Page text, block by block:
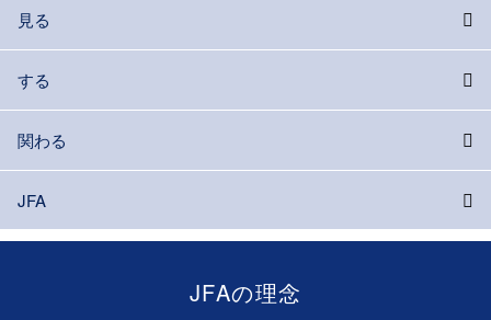
見る
する
関わる
JFA
JFAの理念